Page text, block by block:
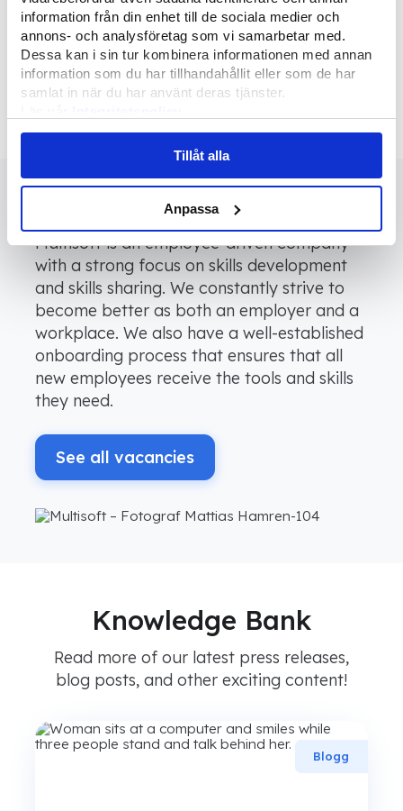
information från din enhet till de sociala medier och
annons- och analysföretag som vi samarbetar med.
Dessa kan i sin tur kombinera informationen med annan
information som du har tillhandahållit eller som de har
samlat in när du har använt deras tjänster.
Läs mer om våraCookies
Tillåt alla
Anpassa
methodology, we quickly identify areas for
development and manage necessary
system integration, automation, database
normalization, and information
Multisoft is an employee-driven company
with a strong focus on skills development
and skills sharing. We constantly strive to
become better as both an employer and a
workplace. We also have a well-established
onboarding process that ensures that all
new employees receive the tools and skills
they need.
See all vacancies
Knowledge Bank
Read more of our latest press releases,
blog posts, and other exciting content!
Blogg